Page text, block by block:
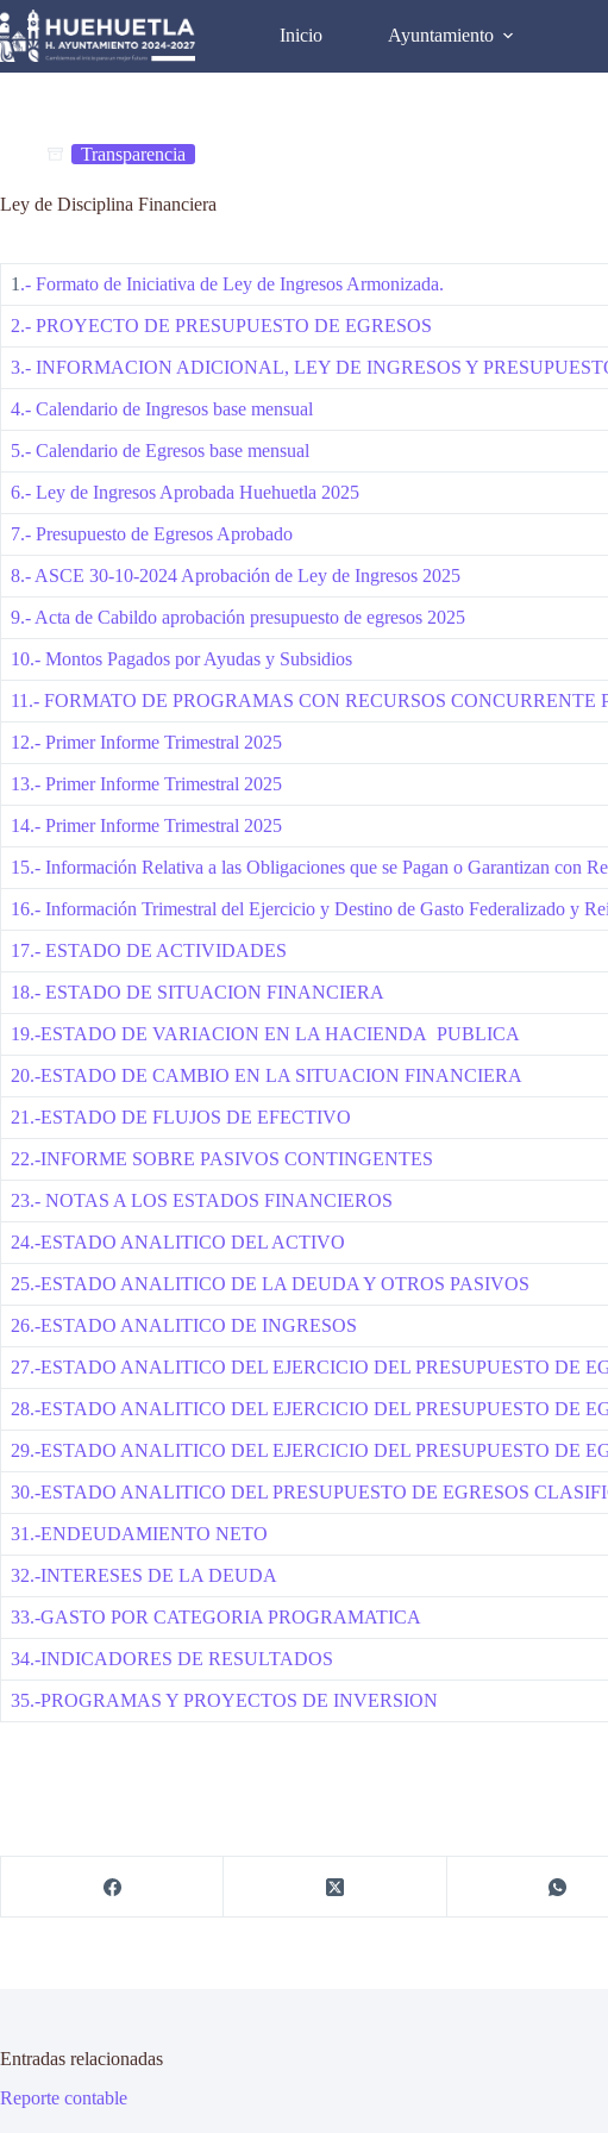
Saltar
al
contenido
Inicio Ayuntamiento
Transparencia
Ley de Disciplina Financiera
1 .- Formato de Iniciativa de Ley de Ingresos Armonizada.
2.- PROYECTO DE PRESUPUESTO DE EGRESOS
3.- INFORMACION ADICIONAL, LEY DE INGRESOS Y
4.- Calendario de Ingresos base mensual
5.- Calendario de Egresos base mensual
6.- Ley de Ingresos Aprobada Huehuetla 2025
7.- Presupuesto de Egresos Aprobado
8.- ASCE 30-10-2024 Aprobación de Ley de Ingresos 2025
9.- Acta de Cabildo aprobación presupuesto de egresos 2025
10.- Montos Pagados por Ayudas y Subsidios
11.- FORMATO DE PROGRAMAS CON RECURSOS CONCURRENTE
12.- Primer Informe Trimestral 2025
13.- Primer Informe Trimestral 2025
14.- Primer Informe Trimestral 2025
15.- Información Relativa a las Obligaciones que se Pagan o Garantizan con
16.- Información Trimestral del Ejercicio y Destino de Gasto Federalizado y
17.- ESTADO DE ACTIVIDADES
18.- ESTADO DE SITUACION FINANCIERA
19.-ESTADO DE VARIACION EN LA HACIENDA PUBLICA
20.-ESTADO DE CAMBIO EN LA SITUACION FINANCIERA
21.-ESTADO DE FLUJOS DE EFECTIVO
22.-INFORME SOBRE PASIVOS CONTINGENTES
23.- NOTAS A LOS ESTADOS FINANCIEROS
24.-ESTADO ANALITICO DEL ACTIVO
25.-ESTADO ANALITICO DE LA DEUDA Y OTROS PASIVOS
26.-ESTADO ANALITICO DE INGRESOS
27.-ESTADO ANALITICO DEL EJERCICIO DEL PRESUPUESTO DE
28.-ESTADO ANALITICO DEL EJERCICIO DEL PRESUPUESTO DE
29.-ESTADO ANALITICO DEL EJERCICIO DEL PRESUPUESTO DE
30.-ESTADO ANALITICO DEL PRESUPUESTO DE EGRESOS
31.-ENDEUDAMIENTO NETO
32.-INTERESES DE LA DEUDA
33.-GASTO POR CATEGORIA PROGRAMATICA
34.-INDICADORES DE RESULTADOS
35.-PROGRAMAS Y PROYECTOS DE INVERSION
Entradas relacionadas
Reporte contable